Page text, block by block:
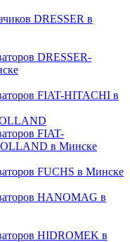
DRESSER в
DRESSER-
FIAT-HITACHI в
FIAT-
в Минске
FUCHS в Минске
HANOMAG в
HIDROMEK в